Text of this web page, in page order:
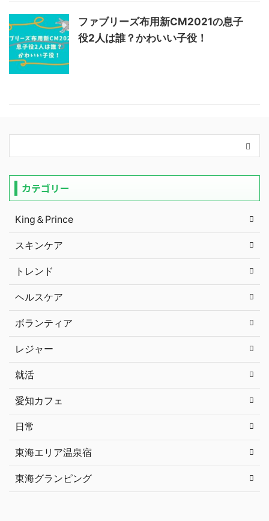
ファブリーズ布用新CM2021の息子
役2人は誰？かわいい子役！
カテゴリー
King＆Prince
スキンケア
トレンド
ヘルスケア
ボランティア
レジャー
就活
愛知カフェ
日常
東海エリア温泉宿
東海グランピング